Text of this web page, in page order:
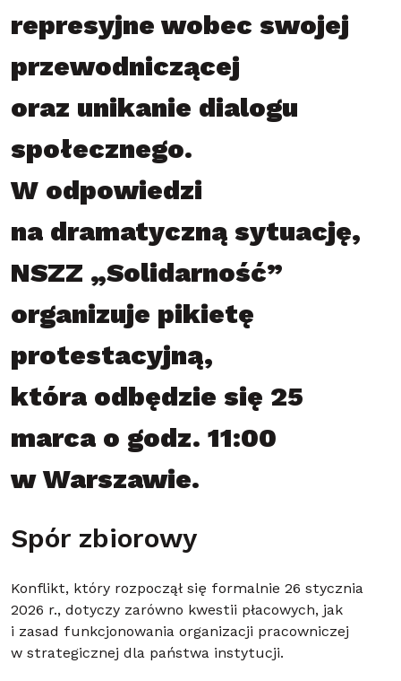
represyjne wobec swojej
przewodniczącej
oraz unikanie dialogu
społecznego.
W odpowiedzi
na dramatyczną sytuację,
NSZZ „Solidarność”
organizuje pikietę
protestacyjną,
która odbędzie się 25
marca o godz. 11:00
w Warszawie.
Spór zbiorowy
Konflikt, który rozpoczął się formalnie 26 stycznia
2026 r., dotyczy zarówno kwestii płacowych, jak
i zasad funkcjonowania organizacji pracowniczej
w strategicznej dla państwa instytucji.